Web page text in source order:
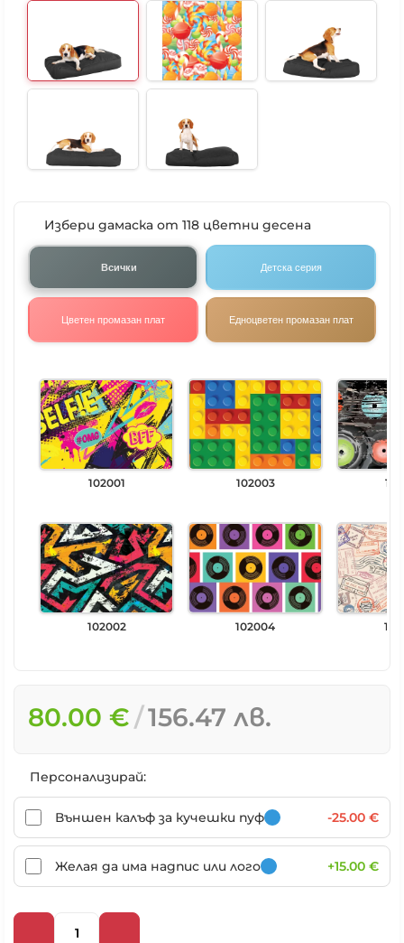
Избери дамаска от 118 цветни десена
Всички Детска серия
Цветен промазан плат Едноцветен промазан плат
102001
102002
102003
102004
80.00 € 156.47 лв.
Персонализирай:
Външен калъф за кучешки пуф -25.00 €
Желая да има надпис или лого +15.00 €